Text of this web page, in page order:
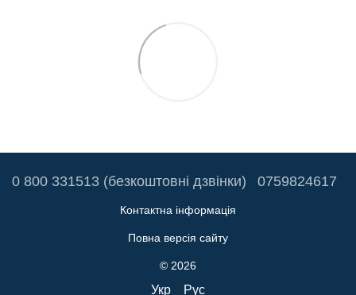
0 800 331513 (безкоштовні дзвінки) 0759824617
Контактна інформація
Повна версія сайту
© 2026
Укр Рус